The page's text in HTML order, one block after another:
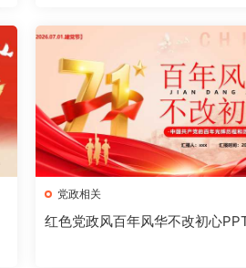
党政相关
红色党政风百年风华不改初心